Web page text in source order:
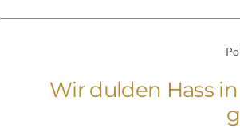
Wir dulden Hass